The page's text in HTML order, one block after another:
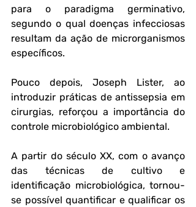
para o paradigma germinativo,
segundo o qual doenças infecciosas
resultam da ação de microrganismos
específicos.
Pouco depois, Joseph Lister, ao
introduzir práticas de antissepsia em
cirurgias, reforçou a importância do
controle microbiológico ambiental.
A partir do século XX, com o avanço
das técnicas de cultivo e
identificação microbiológica, tornou-
se possível quantificar e qualificar os